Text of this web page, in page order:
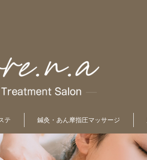
テ 鍼灸・あん摩指圧マッサージ